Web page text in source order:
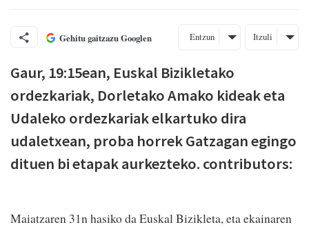
Gehitu gaitzazu Googlen Entzun Itzuli
Gaur, 19:15ean, Euskal Bizikletako
ordezkariak, Dorletako Amako kideak eta
Udaleko ordezkariak elkartuko dira
udaletxean, proba horrek Gatzagan egingo
dituen bi etapak aurkezteko. contributors:
Maiatzaren 31n hasiko da Euskal Bizikleta, eta ekainaren